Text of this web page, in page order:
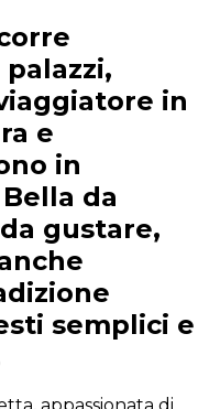
in
e
in
da
gustare,
semplici e
appassionata di